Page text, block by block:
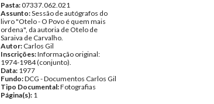
Pasta:07337.062.021
Assunto:Sessão de autógrafos do
livro "Otelo - O Povo é quem mais
ordena", da autoria de Otelo de
Saraiva de Carvalho.
Autor: Carlos Gil
Inscrições:Informação original:
1974-1984 (conjunto).
Data: 1977
Fundo:DCG - Documentos Carlos Gil
Tipo Documental:Fotografias
Página(s): 1